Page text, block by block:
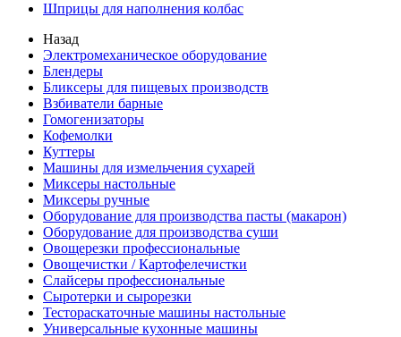
Шприцы для наполнения колбас
Назад
Электромеханическое оборудование
Блендеры
Бликсеры для пищевых производств
Взбиватели барные
Гомогенизаторы
Кофемолки
Куттеры
Машины для измельчения сухарей
Миксеры настольные
Миксеры ручные
Оборудование для производства пасты (макарон)
Оборудование для производства суши
Овощерезки профессиональные
Овощечистки / Картофелечистки
Слайсеры профессиональные
Сыротерки и сырорезки
Тестораскаточные машины настольные
Универсальные кухонные машины